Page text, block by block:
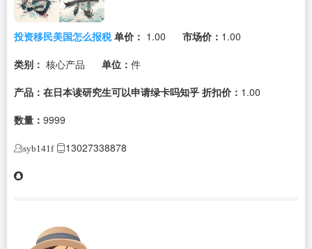
投资移民美国怎么报税 单价： 1.00 市场价： 1.00
类别： 核心产品 单位： 件
产品：在日本读研究生可以申请绿卡吗知乎 折扣价： 1.00
数量： 9999
syb141f 13027338878